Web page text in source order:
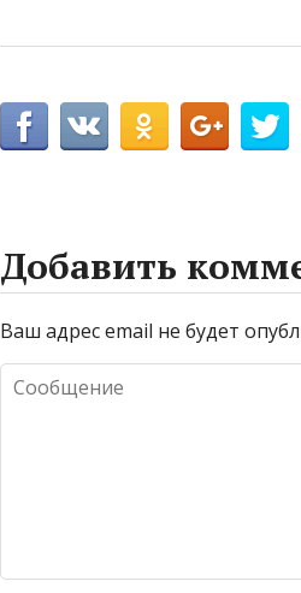
Добавить
Ваш адрес email не будет